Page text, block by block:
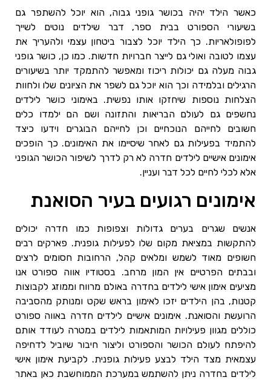
כאשר הילד יהיה בכושר גופני גבוה, הוא יוכל להשתפר גם
בשיעורי הספורט בבית ספר, דבר שילדים נוטים לשייך
לפופולאריות. כך הילד יוכל לצבור ביטחון עצמי ולהעריך את
עצמו לטובה ואולי גם לייצר חברויות חדשות. כמו כן, כושר גופני
גבוה מעלה גם יכולות ריכוז ומאפשר להתמקד יותר בשיעורים
הרגילים ובלמידה וכך הוא יוכל גם לשפר את הציונים שלו ולחוות
הצלחות נוספות שיחזקו אותו נפשית. באימוני כושר לילדים
נחשפים גם לעולם הבריאות והתזונה ושם הם ילמדו כלים
חשובים לחייהם הנוכחיים וכן לחייהם הבוגרים וידעו כיצד
להתמיד בפעילות גם לאחר שיסיימו את האימונים. כך הופכים
אימונים אישיים לילדים חדרה לא רק לדרך לשיפור הכושר הגופני
אלא לכלי לחיים לכל דבר ועניין.
אימונים רגועים בעיר הסואנת
אנשים שגרים בערים גדולות וצפופות כמו חדרה יכולים
להתקשות במציאת מקום שלו לפעילות גופנית. פארקים רבים
חשופים מאוד לשמש ומלאים קהל, הרחובות חסומים לרצים
ובבתים הפרטיים אין המון מרחב. בסטודיו אווה ספורט אנו
מציעים אימון אישי לילדים בחדרה באולם מרווח וממוזג לקבוצות
קטנות, בהן הילדים יזכו לאימון בראש שקט ומנותק מהסביבה
הרועשת והסואנת. אימונים אישיים לילדים חדרה באווה ספורט
כוללים מגוון פעילויות המותאמות לילדים במטרה לעודד אותם
להיפתח לעולם הכושר והספורט וליצור חיבור שיוביל לדחיפה
עצמאית מצד הילד לבצע פעילות גופנית. לקביעת אימון אישי
לילדים בחדרה ניתן להשתמש במערכת הממוחשבת כאן באתר